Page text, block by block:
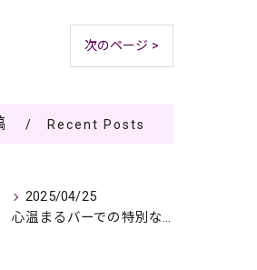
次のページ >
Recent Posts
2025/04/25
心温まるバーでの特別なひととき